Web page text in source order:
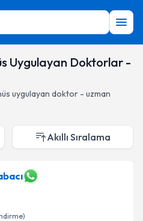
Uygulayan Doktorlar -
uygulayan doktor - uzman
Akıllı Sıralama